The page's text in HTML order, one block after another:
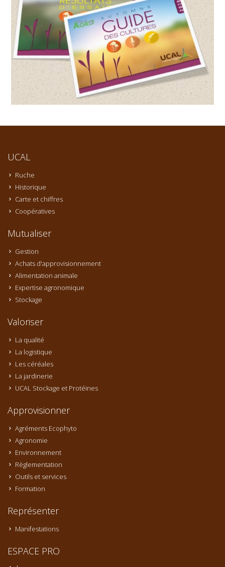
UCAL
Ruche
Historique
Carte et chiffres
Coopératives
Mutualiser
Gestion
Achats d'approvisionnement
Alimentation animale
Expertise agronomique
Stockage
Valoriser
La qualité
La logistique
Les céréales
La jardinerie
UCAL Stockage et Protéines
Approvisionner
Agréments Ecophyto
Agronomie
Environnement
Règlementation
Outils et services
Formation
Représenter
Manifestations
ESPACE PRO